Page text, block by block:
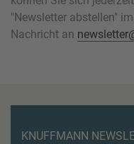
"Newsletter abstellen"
Nachricht an
KNUFFMANN